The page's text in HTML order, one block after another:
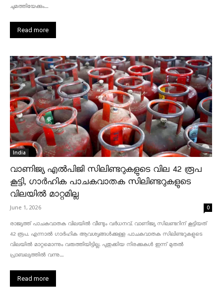
ചുമത്തിയേക്കും....
Read more
India
വാണിജ്യ എൽപിജി സിലിണ്ടറുകളുടെ വില 42 രൂപ
കൂട്ടി, ഗാർഹിക പാചകവാതക സിലിണ്ടറുകളുടെ
വിലയിൽ മാറ്റമില്ല
June 1, 2026 0
രാജ്യത്ത് പാചകവാതക വിലയിൽ വീണ്ടും വർധനവ്. വാണിജ്യ സിലണ്ടറിന് കൂട്ടിയത്
42 രൂപ. എന്നാൽ ഗാർഹിക ആവശ്യങ്ങൾക്കുള്ള പാചകവാതക സിലിണ്ടറുകളുടെ
വിലയിൽ മാറ്റമൊന്നും വരുത്തിയിട്ടില്ല. പുതുക്കിയ നിരക്കുകൾ ഇന്ന് മുതൽ
പ്രാബല്യത്തിൽ വന്നു....
Read more